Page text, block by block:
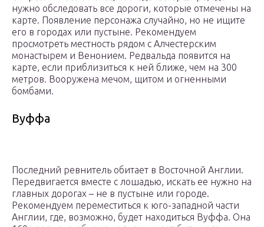
нужно обследовать все дороги, которые отмечены на
карте. Появление персонажа случайно, но не ищите
его в городах или пустыне. Рекомендуем
просмотреть местность рядом с Алчестерским
монастырем и Венонием. Редвальда появится на
карте, если приблизиться к ней ближе, чем на 300
метров. Вооружена мечом, щитом и огненными
бомбами.
Вуффа
Последний ревнитель обитает в Восточной Англии.
Передвигается вместе с лошадью, искать ее нужно на
главных дорогах – не в пустыне или городе.
Рекомендуем переместиться к юго-западной части
Англии, где, возможно, будет находиться Вуффа. Она